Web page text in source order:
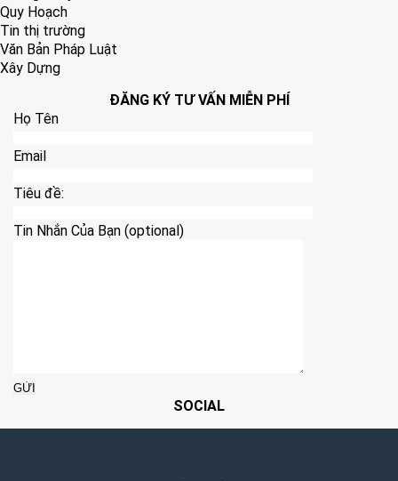
Quy Hoạch
Tin thị trường
Văn Bản Pháp Luật
Xây Dựng
ĐĂNG KÝ TƯ VẤN MIỄN PHÍ
Họ Tên
Email
Tiêu đề:
Tin Nhắn Của Bạn (optional)
SOCIAL